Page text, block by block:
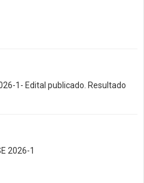
1- Edital publicado. Resultado
2026-1